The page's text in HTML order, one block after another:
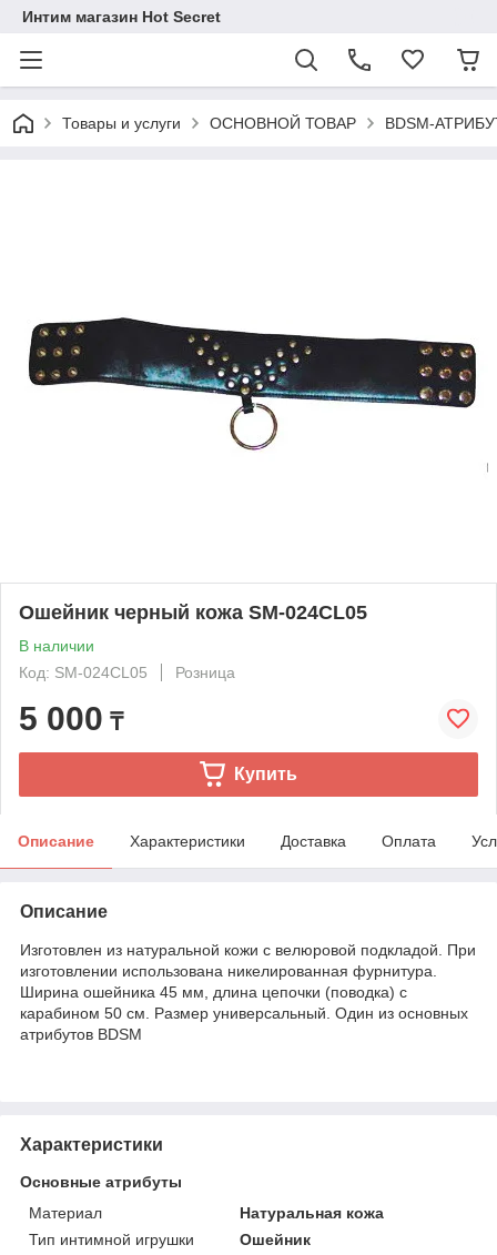
Интим магазин Hot Secret
Товары и услуги ОСНОВНОЙ ТОВАР BDSM-
Ошейник черный кожа SM-024CL05
В наличии
Код: SM-024CL05
Розница
5 000 ₸
Купить
Описание Характеристики Доставка Оплата
Описание
Изготовлен из натуральной кожи с велюровой подкладой. При
изготовлении использована никелированная фурнитура.
Ширина ошейника 45 мм, длина цепочки (поводка) с
карабином 50 см. Размер универсальный. Один из основных
атрибутов BDSM
Характеристики
Основные атрибуты
Материал
Натуральная кожа
Тип интимной игрушки
Ошейник